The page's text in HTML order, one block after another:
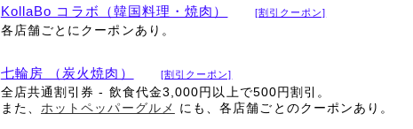
KollaBo コラボ（韓国料理・焼肉） [割引クーポン]
各店舗ごとにクーポンあり。
七輪房 （炭火焼肉） [割引クーポン]
全店共通割引券 - 飲食代金3,000円以上で500円割引。
また、ホットペッパーグルメ にも、各店舗ごとのクーポンあり。